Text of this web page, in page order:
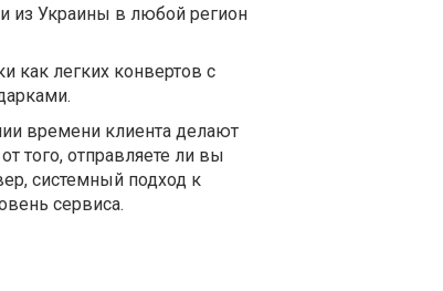
из Украины в любой регион
как легких конвертов с
времени клиента делают
того, отправляете ли вы
системный подход к
сервиса.